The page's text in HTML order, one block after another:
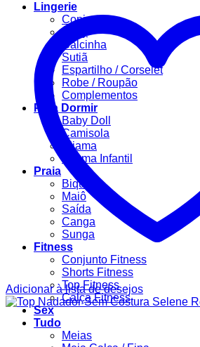
Lingerie
Conjuntos
Body
Calcinha
Sutiã
Espartilho / Corselet
Robe / Roupão
Complementos
Para Dormir
Baby Doll
Camisola
Pijama
Pijama Infantil
Praia
Biquíni
Maiô
Saída
Canga
Sunga
Fitness
Conjunto Fitness
Shorts Fitness
Top Fitness
Calça Fitness
Sex
Tudo
Meias
Adicionar à lista de desejos